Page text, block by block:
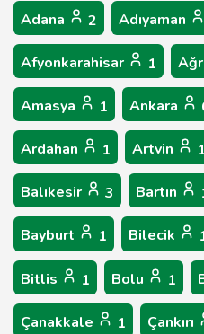
Adana 2 Adıyaman
Afyonkarahisar 1
Amasya 1 Ankara
Ardahan 1 Artvin 1
Balıkesir 3 Bartın
Bayburt 1 Bilecik
Bitlis 1 Bolu 1
Çanakkale 1 Çankırı